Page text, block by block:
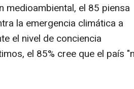
medioambiental, el 85 piensa
la emergencia climática a
el nivel de conciencia
el 85% cree que el país